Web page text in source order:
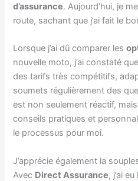
d’assurance. Aujourd’hui, je
route, sachant que j’ai fait le
Lorsque j’ai dû comparer les
nouvelle moto, j’ai constaté que
des tarifs très compétitifs,
soumets régulièrement des
est non seulement réactif,
conseils pratiques et
le processus pour moi.
J’apprécie également la
Avec Direct Assurance, j’ai